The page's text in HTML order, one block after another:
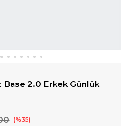
Base 2.0 Erkek Günlük
35